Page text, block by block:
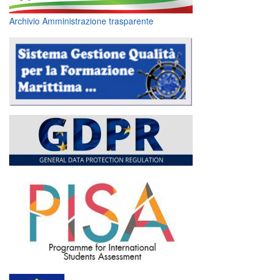
Archivio Amministrazione trasparente